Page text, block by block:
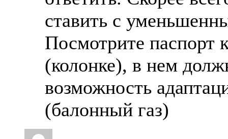
ставить с
Посмотрите паспорт
(колонке), в нем
возможность
(балонный газ)